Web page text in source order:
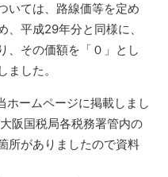
いては、路線価等を定め
、平成29年分と同様に、
、その価額を「０」とし
ました。
ームページに掲載しまし
阪国税局各税務署管内の
所がありましたので資料